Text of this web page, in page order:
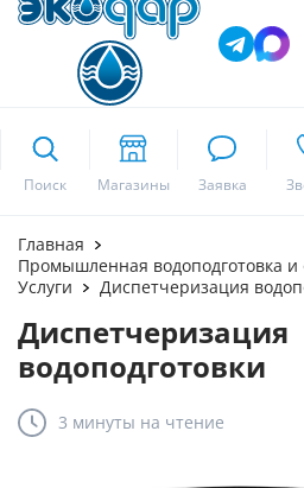
Поиск
Главная
Промышленная водоподготовка и
Услуги
Диспетчеризация
Диспетчеризация
водоподготовки
3 минуты на чтение